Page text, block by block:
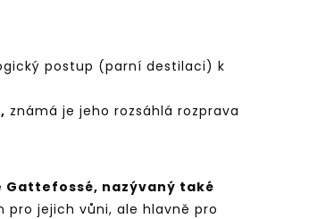
postup (parní destilaci) k
známá je jeho rozsáhlá rozprava
Gattefossé, nazývaný také
pro jejich vůni, ale hlavně pro